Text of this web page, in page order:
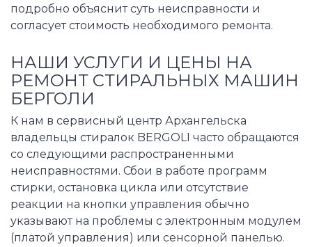
подробно объяснит суть неисправности и
согласует стоимость необходимого ремонта.
НАШИ УСЛУГИ И ЦЕНЫ НА
РЕМОНТ СТИРАЛЬНЫХ МАШИН
БЕРГОЛИ
К нам в сервисный центр Архангельска
владельцы стиралок BERGOLI часто обращаются
со следующими распространенными
неисправностями. Сбои в работе программ
стирки, остановка цикла или отсутствие
реакции на кнопки управления обычно
указывают на проблемы с электронным модулем
(платой управления) или сенсорной панелью.